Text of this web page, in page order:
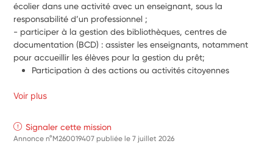
écolier dans une activité avec un enseignant, sous la
responsabilité d’un professionnel ;
- participer à la gestion des bibliothèques, centres de
documentation (BCD) : assister les enseignants, notamment
pour accueillir les élèves pour la gestion du prêt;
Participation à des actions ou activités citoyennes
Voir plus
Signaler cette mission
Annonce n°M260019407 publiée le7 juillet 2026